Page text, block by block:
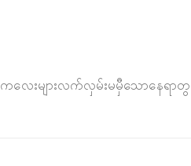
ေးများလက်လှမ်းမမှီသောနေရာတွ